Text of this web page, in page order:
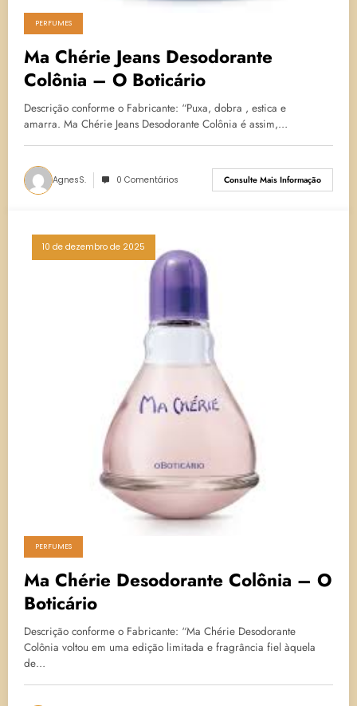
PERFUMES
Ma Chérie Jeans Desodorante
Colônia – O Boticário
Descrição conforme o Fabricante: “Puxa, dobra , estica e
amarra. Ma Chérie Jeans Desodorante Colônia é assim,…
AgnesS. 0 Comentários Consulte Mais Informação
10 de dezembro de 2025
PERFUMES
Ma Chérie Desodorante Colônia – O
Boticário
Descrição conforme o Fabricante: “Ma Chérie Desodorante
Colônia voltou em uma edição limitada e fragrância fiel àquela
de…